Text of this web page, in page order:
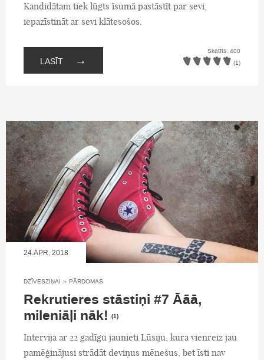
Kandidātam tiek lūgts īsumā pastāstīt par sevi,
iepazīstināt ar sevi klātesošos.
LASĪT →
Skatīts: 400
(1)
24.APR, 2018
DZĪVESZIŅAI » PĀRDOMAS
Rekrutieres stāstiņi #7 Āāā,
mileniāļi nāk! (1)
Intervija ar 22 gadīgu jaunieti Lūsiju, kura vienreiz jau
pamēģinājusi strādāt deviņus mēnešus, bet īsti nav